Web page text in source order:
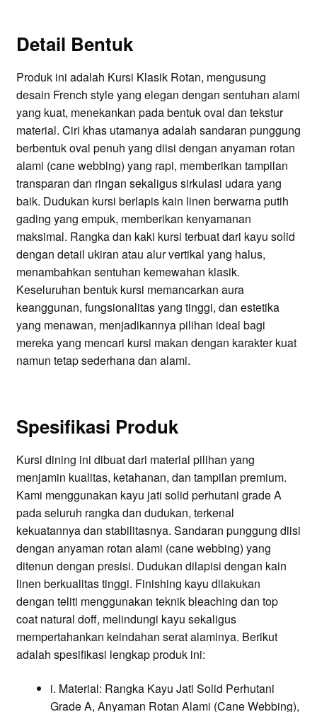
Detail Bentuk
Produk ini adalah Kursi Klasik Rotan, mengusung
desain French style yang elegan dengan sentuhan alami
yang kuat, menekankan pada bentuk oval dan tekstur
material. Ciri khas utamanya adalah sandaran punggung
berbentuk oval penuh yang diisi dengan anyaman rotan
alami (cane webbing) yang rapi, memberikan tampilan
transparan dan ringan sekaligus sirkulasi udara yang
baik. Dudukan kursi berlapis kain linen berwarna putih
gading yang empuk, memberikan kenyamanan
maksimal. Rangka dan kaki kursi terbuat dari kayu solid
dengan detail ukiran atau alur vertikal yang halus,
menambahkan sentuhan kemewahan klasik.
Keseluruhan bentuk kursi memancarkan aura
keanggunan, fungsionalitas yang tinggi, dan estetika
yang menawan, menjadikannya pilihan ideal bagi
mereka yang mencari kursi makan dengan karakter kuat
namun tetap sederhana dan alami.
Spesifikasi Produk
Kursi dining ini dibuat dari material pilihan yang
menjamin kualitas, ketahanan, dan tampilan premium.
Kami menggunakan kayu jati solid perhutani grade A
pada seluruh rangka dan dudukan, terkenal
kekuatannya dan stabilitasnya. Sandaran punggung diisi
dengan anyaman rotan alami (cane webbing) yang
ditenun dengan presisi. Dudukan dilapisi dengan kain
linen berkualitas tinggi. Finishing kayu dilakukan
dengan teliti menggunakan teknik bleaching dan top
coat natural doff, melindungi kayu sekaligus
mempertahankan keindahan serat alaminya. Berikut
adalah spesifikasi lengkap produk ini:
i. Material: Rangka Kayu Jati Solid Perhutani
Grade A, Anyaman Rotan Alami (Cane Webbing),